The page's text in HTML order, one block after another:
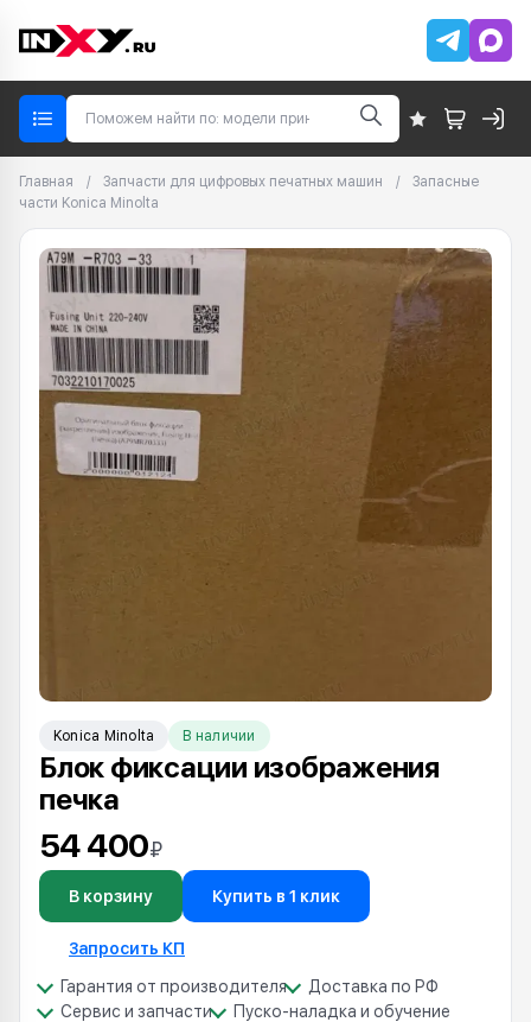
Главная / Запчасти для цифровых печатных машин /
Запасные
части Konica Minolta
Konica Minolta В наличии
Блок фиксации изображения
печка
54 400₽
В корзину Купить в 1 клик
Запросить КП
Гарантия от производителя
Доставка по РФ
Сервис и запчасти
Пуско-наладка и обучение